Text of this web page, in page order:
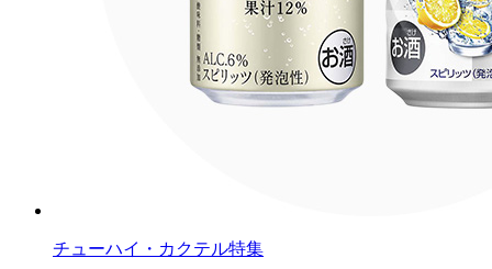
チューハイ・カクテル特集